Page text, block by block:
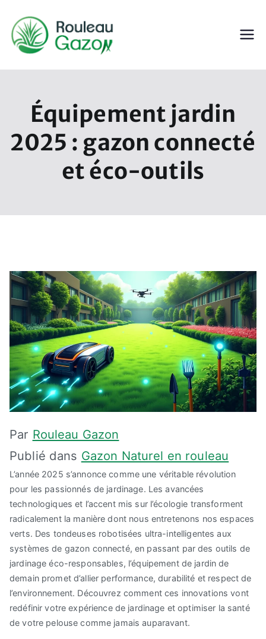
contenu
Équipement jardin
2025 : gazon connecté
et éco-outils
Par Rouleau Gazon
Publié dans Gazon Naturel en rouleau
L’année 2025 s’annonce comme une véritable révolution
pour les passionnés de jardinage. Les avancées
technologiques et l’accent mis sur l’écologie transforment
radicalement la manière dont nous entretenons nos espaces
verts. Des tondeuses robotisées ultra-intelligentes aux
systèmes de gazon connecté, en passant par des outils de
jardinage éco-responsables, l’équipement de jardin de
demain promet d’allier performance, durabilité et respect de
l’environnement. Découvrez comment ces innovations vont
redéfinir votre expérience de jardinage et optimiser la santé
de votre pelouse comme jamais auparavant.